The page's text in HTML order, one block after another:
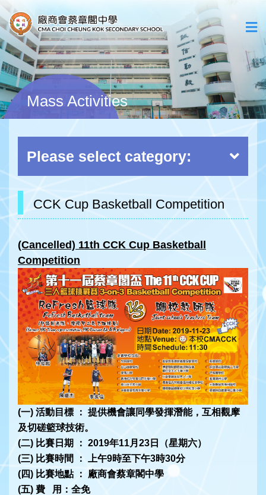
Mass Activities
Please select category:
CCK Cup Basketball Competition
(Cancelled) 11th CCK Cup Basketball
Competition
(一) 活動目標 ： 提供機會讓同學發揮潛能，互相觀摩
及切磋籃球技術。
(二) 比賽日期 ： 2019年11月23日（星期六）
(三) 比賽時間
：
上午9時至下午3時30分
(四) 比賽地點
：
廠商會蔡章閣中學
(五) 費 用：全免